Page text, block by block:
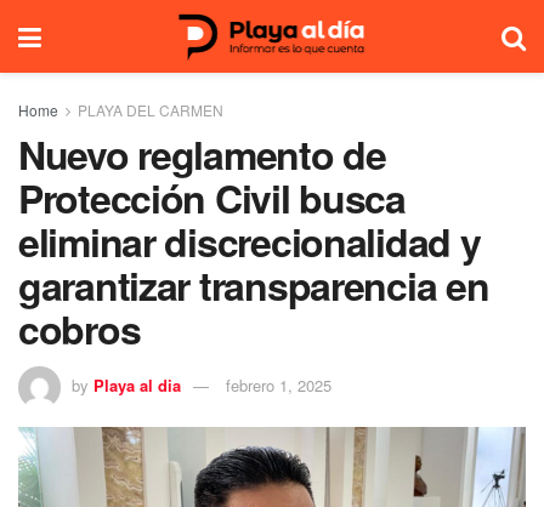
Home PLAYA DEL CARMEN
Nuevo reglamento de
Protección Civil busca
eliminar discrecionalidad y
garantizar transparencia en
cobros
by Playa al dia febrero 1, 2025